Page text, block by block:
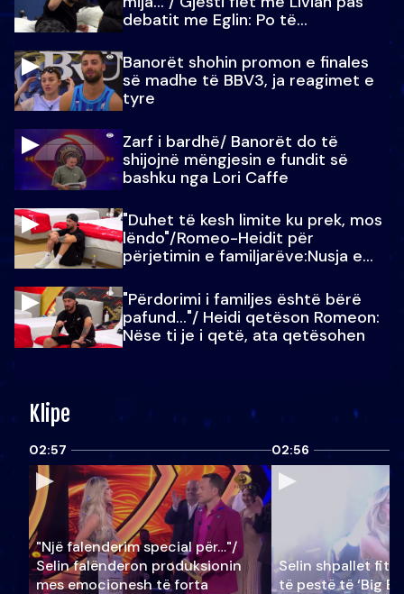
debatit me Eglin: Po të
Banorët shohin promon e finales
së madhe të BBV3, ja reagimet e
tyre
Zarf i bardhë/ Banorët do të
shijojnë mëngjesin e fundit së
bashku nga Lori Caffe
"Duhet të kesh limite ku prek, mos
lëndo"/Romeo-Heidit për
përjetimin e familjarëve:Nusja e
"Përdorimi i familjes është bërë
pafund…"/ Heidi qetëson Romeon:
Nëse ti je i qetë, ata qetësohen
Klipe
02:57
"Një falenderim special për…"/
Selin falënderon produksionin
mes emocionesh të forta
02:56
Selin shpallet
të pestë të ‘Big